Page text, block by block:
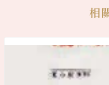
相